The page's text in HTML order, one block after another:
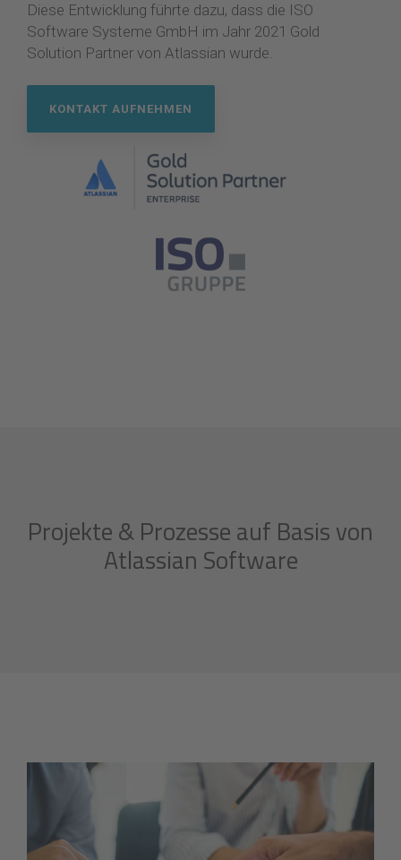
Diese Entwicklung führte dazu, dass die ISO
Software Systeme GmbH im Jahr 2021 Gold
Solution Partner von Atlassian wurde.
KONTAKT AUFNEHMEN
Projekte & Prozesse auf Basis von
Atlassian Software